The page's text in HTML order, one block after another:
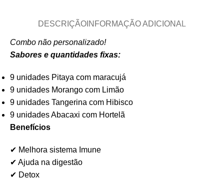
DESCRIÇÃOINFORMAÇÃO ADICIONAL
Combo não personalizado!
Sabores e quantidades fixas:
9 unidades Pitaya com maracujá
9 unidades Morango com Limão
9 unidades Tangerina com Hibisco
9 unidades Abacaxi com Hortelã
Benefícios
✔ Melhora sistema Imune
✔ Ajuda na digestão
✔ Detox